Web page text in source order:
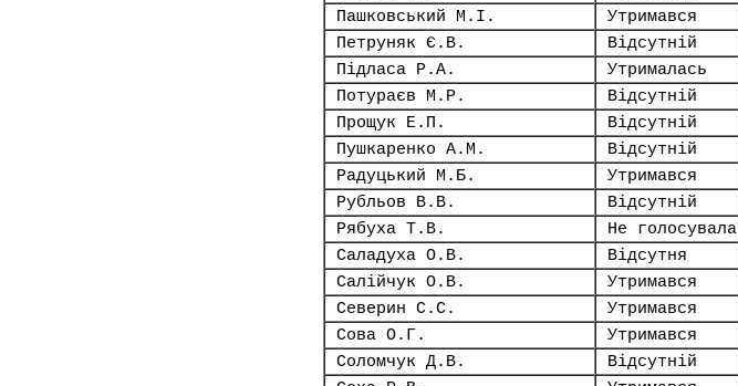
Пашковський М.І.
Утримався
Петруняк Є.В.
Відсутній
Підласа Р.А.
Утрималась
Потураєв М.Р.
Відсутній
Прощук Е.П.
Відсутній
Пушкаренко А.М.
Відсутній
Радуцький М.Б.
Утримався
Рубльов В.В.
Відсутній
Рябуха Т.В.
Не голосувала
Саладуха О.В.
Відсутня
Салійчук О.В.
Утримався
Северин С.С.
Утримався
Сова О.Г.
Утримався
Соломчук Д.В.
Відсутній